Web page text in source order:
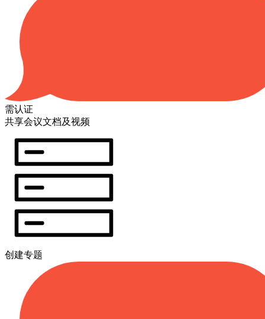
需认证
共享会议文档及视频
创建专题